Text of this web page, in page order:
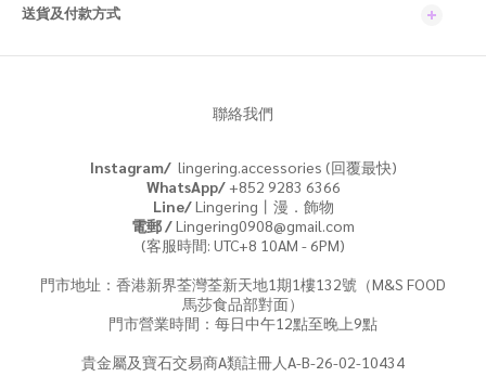
送貨及付款方式
聯絡我們
Instagram/ lingering.accessories (回覆最快)
WhatsApp/+852 9283 6366
Line/Lingering丨漫．飾物
電郵 /Lingering0908@gmail.com
(客服時間: UTC+8 10AM - 6PM)
門市地址：香港新界荃灣荃新天地1期1樓132號（M&S FOOD
馬莎食品部對面）
門市營業時間：每日中午12點至晚上9點
貴金屬及寶石交易商A類註冊人A-B-26-02-10434